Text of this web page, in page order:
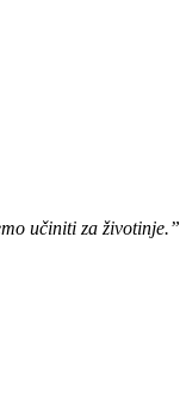
učiniti za životinje.”